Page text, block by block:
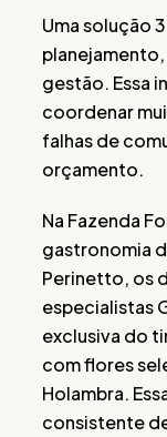
Uma solução
gestão. Essa
coordenar
falhas de
orçamento.
Na Fazenda
gastronomia
Perinetto, os
especialistas
exclusiva do
com flores
Holambra.
consistente